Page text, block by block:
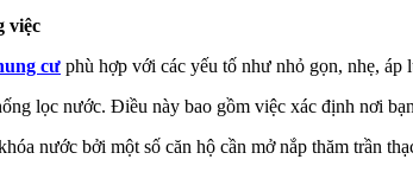
việc
cư phù hợp với các yếu tố như nhỏ gọn, nhẹ,
lọc nước. Điều này bao gồm việc xác định nơi
nước bởi một số căn hộ cần mở nắp thăm trần